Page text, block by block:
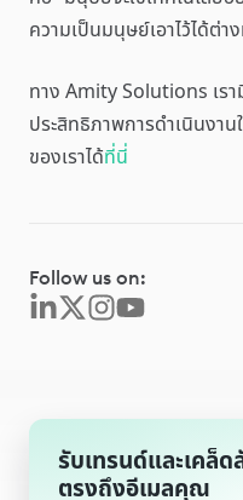
ความเป็นมนุษย์เอาไว้ได้ต่า
ทาง Amity Solutions เร
ประสิทธิภาพการดำเนินงา
ของเราได้ที่นี่
Follow us on:
รับเทรนด์และเคล็
ตรงถึงอีเมลคุณ